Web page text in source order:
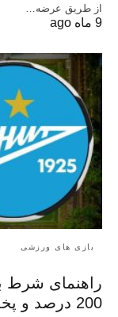
از طریق عرضه…
9 ماه ago
بازی های ورزشی
راهنمای شرط
200 درصد و پخش زنده بازی زنیت